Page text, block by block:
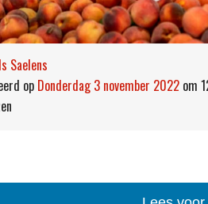
Saelens
op donderdag 3 november 2022 om